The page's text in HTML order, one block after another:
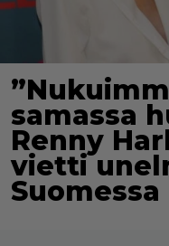
samassa
Renny
vietti
Suomessa